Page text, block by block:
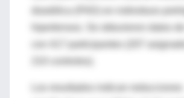
con 417 participantes (207